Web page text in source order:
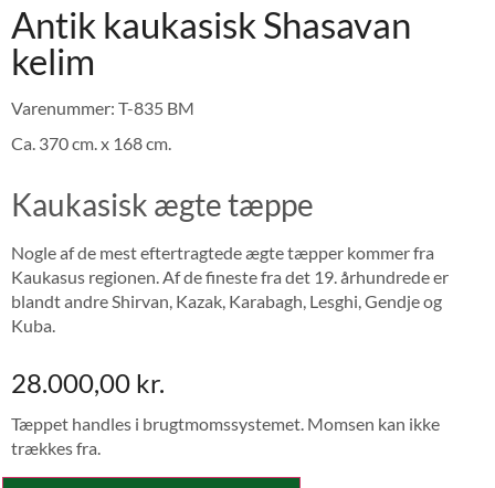
Antik kaukasisk Shasavan
kelim
Varenummer: T-835 BM
Ca. 370 cm. x 168 cm.
Kaukasisk ægte tæppe
Nogle af de mest eftertragtede ægte tæpper kommer fra
Kaukasus regionen. Af de fineste fra det 19. århundrede er
blandt andre Shirvan, Kazak, Karabagh, Lesghi, Gendje og
Kuba.
28.000,00 kr.
Tæppet handles i brugtmomssystemet. Momsen kan ikke
trækkes fra.